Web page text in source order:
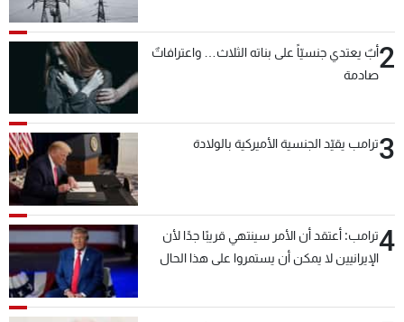
2أبٌ يعتدي جنسيّاً على بناته الثلاث… واعترافاتٌ
صادمة
3ترامب يقيّد الجنسية الأميركية بالولادة
4ترامب: أعتقد أن الأمر سينتهي قريبًا جدًا لأن
الإيرانيين لا يمكن أن يستمروا على هذا الحال
سياسة الخصوصية